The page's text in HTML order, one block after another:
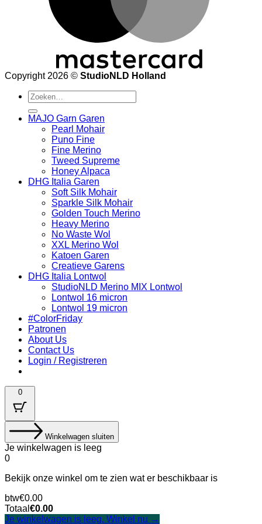
Copyright 2026 © StudioNLD Holland
Zoeken
naar:
MAJO Garn Garen
Pearl Mohair
Puno Fine
Fine Merino
Tweed Supreme
Honey Alpaca
DHG Italia Garen
Soft Silk Mohair
Sparkle Silk Mohair
Golden Touch Merino
Heavy Merino
No Waste Wol
XXL Merino Wol
Katoen Garen
Creatieve Garens
DHG Italia Lontwol
StudioNLD Merino MIX Lontwol
Lontwol 16 micron
Lontwol 19 micron
#ColorFriday
Patronen
About Us
Contact Us
Login / Registreren
0
Winkelwagen sluiten
Je winkelwagen is leeg
0
Bekijk onze winkel om te zien wat er beschikbaar is
Belastingbedrag:
btw€0.00
Winkelwagen
Totaal:
Totaal €0.00
Je winkelwagen is leeg. Winkel nu →